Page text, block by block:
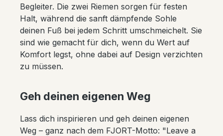
Begleiter. Die zwei Riemen sorgen für festen
Halt, während die sanft dämpfende Sohle
deinen Fuß bei jedem Schritt umschmeichelt. Sie
sind wie gemacht für dich, wenn du Wert auf
Komfort legst, ohne dabei auf Design verzichten
zu müssen.
Geh deinen eigenen Weg
Lass dich inspirieren und geh deinen eigenen
Weg – ganz nach dem FJORT-Motto: "Leave a